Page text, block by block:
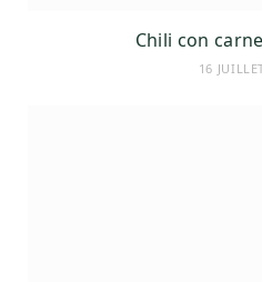
Chili con
16